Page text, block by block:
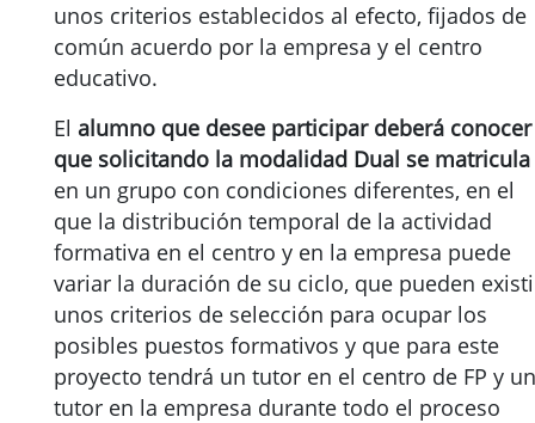
unos criterios establecidos al efecto, fijados de
común acuerdo por la empresa y el centro
educativo.
El alumno que desee participar deberá conocer
que solicitando la modalidad Dual se matricula
en un grupo con condiciones diferentes, en el
que la distribución temporal de la actividad
formativa en el centro y en la empresa puede
variar la duración de su ciclo, que pueden
unos criterios de selección para ocupar los
posibles puestos formativos y que para este
proyecto tendrá un tutor en el centro de FP y un
tutor en la empresa durante todo el proceso